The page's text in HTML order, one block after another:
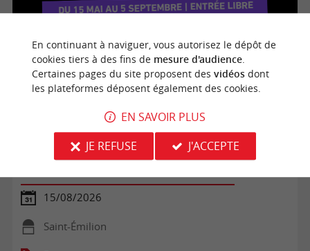
Les Cordeliers : Samedis DJ SET
15/08/2026
Saint-Émilion
En continuant à naviguer, vous autorisez le dépôt de
cookies tiers à des fins de mesure d'audience.
Certaines pages du site proposent des vidéosdont
les plateformes déposent également des cookies.
EN SAVOIR PLUS
JE REFUSE
J'ACCEPTE